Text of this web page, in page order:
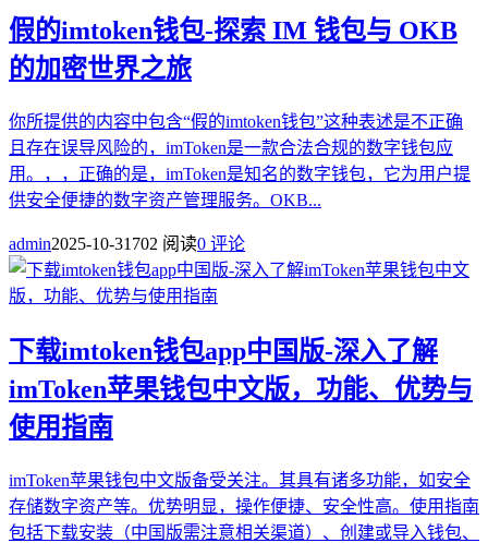
假的imtoken钱包-探索 IM 钱包与 OKB
的加密世界之旅
你所提供的内容中包含“假的imtoken钱包”这种表述是不正确
且存在误导风险的，imToken是一款合法合规的数字钱包应
用。，，正确的是，imToken是知名的数字钱包，它为用户提
供安全便捷的数字资产管理服务。OKB...
admin2025-10-31 702 阅读0 评论
下载imtoken钱包app中国版-深入了解
imToken苹果钱包中文版，功能、优势与
使用指南
imToken苹果钱包中文版备受关注。其具有诸多功能，如安全
存储数字资产等。优势明显，操作便捷、安全性高。使用指南
包括下载安装（中国版需注意相关渠道）、创建或导入钱包、